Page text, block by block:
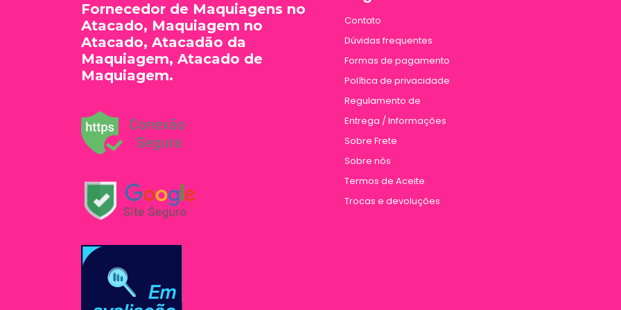
Contato
Dúvidas frequentes
Formas de pagamento
Política de privacidade
Regulamento de
Entrega / Informações
Sobre Frete
Sobre nós
Termos de Aceite
Trocas e devoluções
Fornecedor de Maquiagens no
Atacado, Maquiagem no
Atacado, Atacadão da
Maquiagem, Atacado de
Maquiagem.